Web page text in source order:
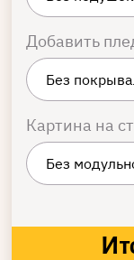
Добавить
Картина на